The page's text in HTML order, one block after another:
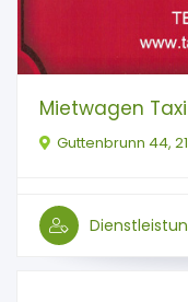
Mietwagen
Guttenbrunn 44,